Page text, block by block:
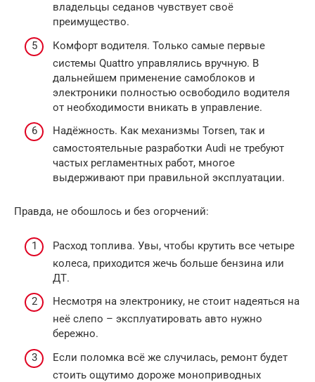
владельцы седанов чувствует своё
преимущество.
Комфорт водителя. Только самые первые
системы Quattro управлялись вручную. В
дальнейшем применение самоблоков и
электроники полностью освободило водителя
от необходимости вникать в управление.
Надёжность. Как механизмы Torsen, так и
самостоятельные разработки Audi не требуют
частых регламентных работ, многое
выдерживают при правильной эксплуатации.
Правда, не обошлось и без огорчений:
Расход топлива. Увы, чтобы крутить все четыре
колеса, приходится жечь больше бензина или
ДТ.
Несмотря на электронику, не стоит надеяться на
неё слепо – эксплуатировать авто нужно
бережно.
Если поломка всё же случилась, ремонт будет
стоить ощутимо дороже моноприводных